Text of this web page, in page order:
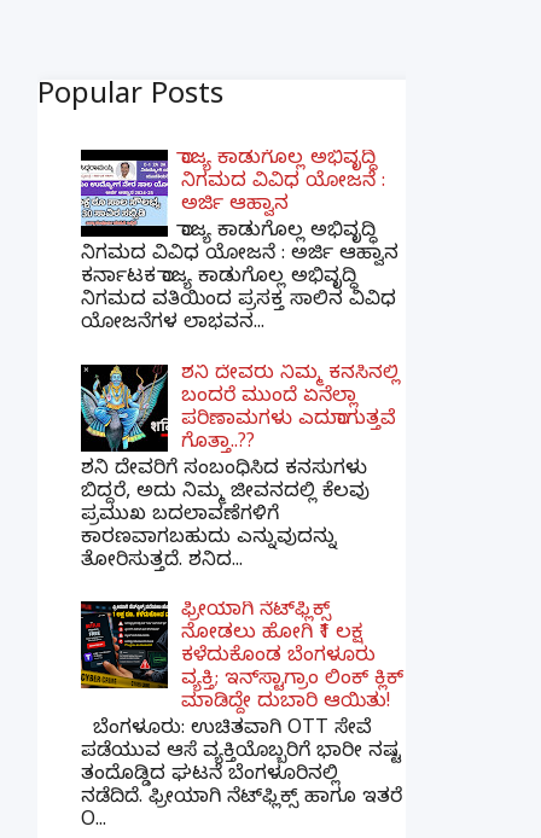
Popular Posts
ರಾಜ್ಯ ಕಾಡುಗೊಲ್ಲ ಅಭಿವೃದ್ಧಿ
ನಿಗಮದ ವಿವಿಧ ಯೋಜನೆ :
ಅರ್ಜಿ ಆಹ್ವಾನ
ರಾಜ್ಯ ಕಾಡುಗೊಲ್ಲ ಅಭಿವೃದ್ಧಿ
ನಿಗಮದ ವಿವಿಧ ಯೋಜನೆ : ಅರ್ಜಿ ಆಹ್ವಾನ
ಕರ್ನಾಟಕ ರಾಜ್ಯ ಕಾಡುಗೊಲ್ಲ ಅಭಿವೃದ್ಧಿ
ನಿಗಮದ ವತಿಯಿಂದ ಪ್ರಸಕ್ತ ಸಾಲಿನ ವಿವಿಧ
ಯೋಜನೆಗಳ ಲಾಭವನ...
ಶನಿ ದೇವರು ನಿಮ್ಮ ಕನಸಿನಲ್ಲಿ
ಬಂದರೆ ಮುಂದೆ ಏನೆಲ್ಲಾ
ಪರಿಣಾಮಗಳು ಎದುರಾಗುತ್ತವೆ
ಗೊತ್ತಾ..??
ಶನಿ ದೇವರಿಗೆ ಸಂಬಂಧಿಸಿದ ಕನಸುಗಳು
ಬಿದ್ದರೆ, ಅದು ನಿಮ್ಮ ಜೀವನದಲ್ಲಿ ಕೆಲವು
ಪ್ರಮುಖ ಬದಲಾವಣೆಗಳಿಗೆ
ಕಾರಣವಾಗಬಹುದು ಎನ್ನುವುದನ್ನು
ತೋರಿಸುತ್ತದೆ. ಶನಿದ...
ಫ್ರೀಯಾಗಿ ನೆಟ್‌ಫ್ಲಿಕ್ಸ್
ನೋಡಲು ಹೋಗಿ ₹1 ಲಕ್ಷ
ಕಳೆದುಕೊಂಡ ಬೆಂಗಳೂರು
ವ್ಯಕ್ತಿ; ಇನ್‌ಸ್ಟಾಗ್ರಾಂ ಲಿಂಕ್ ಕ್ಲಿಕ್
ಮಾಡಿದ್ದೇ ದುಬಾರಿ ಆಯಿತು!
ಬೆಂಗಳೂರು: ಉಚಿತವಾಗಿ OTT ಸೇವೆ
ಪಡೆಯುವ ಆಸೆ ವ್ಯಕ್ತಿಯೊಬ್ಬರಿಗೆ ಭಾರೀ ನಷ್ಟ
ತಂದೊಡ್ಡಿದ ಘಟನೆ ಬೆಂಗಳೂರಿನಲ್ಲಿ
ನಡೆದಿದೆ. ಫ್ರೀಯಾಗಿ ನೆಟ್‌ಫ್ಲಿಕ್ಸ್ ಹಾಗೂ ಇತರೆ
O...